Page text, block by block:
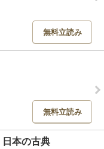
無料立読み
無料立読み
日本の古典